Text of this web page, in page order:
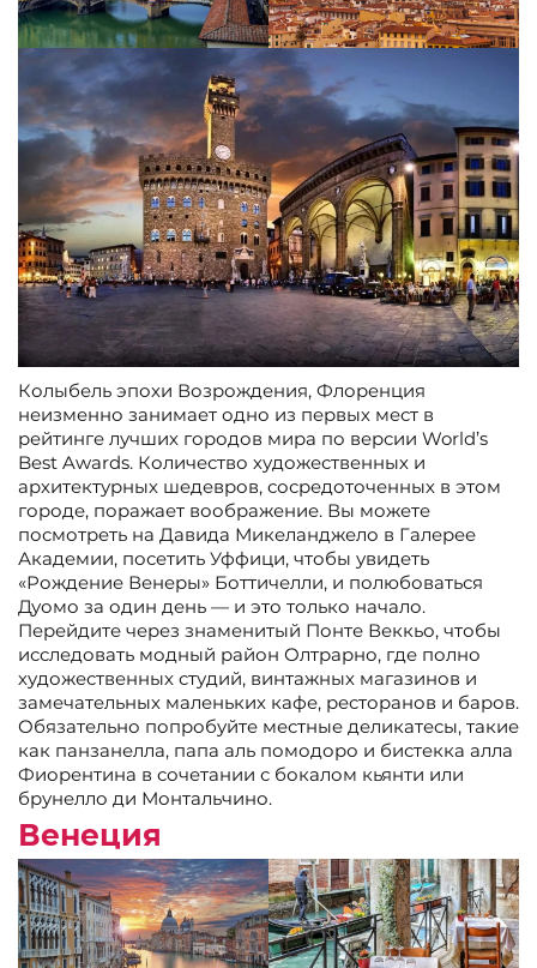
Колыбель эпохи Возрождения, Флоренция
неизменно занимает одно из первых мест в
рейтинге лучших городов мира по версии World’s
Best Awards. Количество художественных и
архитектурных шедевров, сосредоточенных в этом
городе, поражает воображение. Вы можете
посмотреть на Давида Микеланджело в Галерее
Академии, посетить Уффици, чтобы увидеть
«Рождение Венеры» Боттичелли, и полюбоваться
Дуомо за один день — и это только начало.
Перейдите через знаменитый Понте Веккьо, чтобы
исследовать модный район Олтрарно, где полно
художественных студий, винтажных магазинов и
замечательных маленьких кафе, ресторанов и баров.
Обязательно попробуйте местные деликатесы, такие
как панзанелла, папа аль помодоро и бистекка алла
Фиорентина в сочетании с бокалом кьянти или
брунелло ди Монтальчино.
Венеция